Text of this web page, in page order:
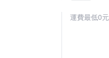
運費最低0元